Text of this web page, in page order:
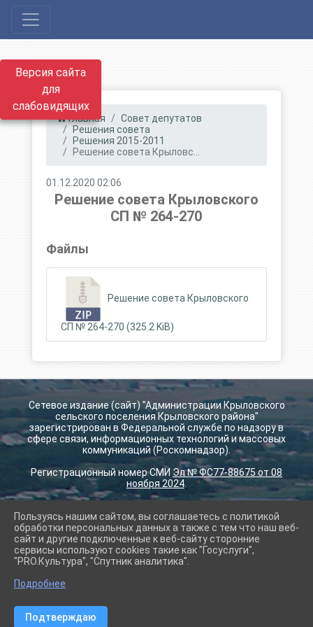
Версия сайта
для
слабовидящих
Главная
Совет депутатов
Решения совета
Решения 2015-2011
Решение совета Крыловс...
01.12.2020 02:06
Решение совета Крыловского
СП № 264-270
Файлы
Решение совета Крыловского
СП № 264-270 (325.2 KiB)
Сетевое издание (сайт) "Администрации Крыловского
сельского поселения Крыловского района"
зарегистрирован в Федеральной службе по надзору в
сфере связи, информационных технологий и массовых
коммуникаций (Роскомнадзор).
Регистрационный номер СМИ Эл № ФС77-88675 от 08
ноября 2024
2026 г. krilovskay.ru
Вход
Карта сайта
Политика обработки персональных данных
Сделано на KubCMS
Пользуясь нашим сайтом, вы соглашаетесь с политикой
обработки персональных данных а также с тем что наш веб-
сайт и другие подключенные к веб-сайту сторонние
сервисы используют cookies такие как "Госуслуги",
"PRO.Культура", "Спутник аналитика".
Подробнее
Подтверждаю